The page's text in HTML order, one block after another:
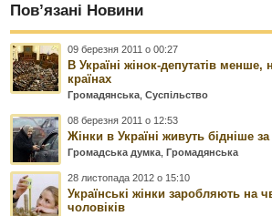
Пов’язані Новини
09 березня 2011 о 00:27
В Україні жінок-депутатів менше,
країнах
Громадянська ,Суспільство
08 березня 2011 о 12:53
Жінки в Україні живуть бідніше за
Громадська думка ,Громадянська
28 листопада 2012 о 15:10
Українські жінки заробляють на
чоловіків